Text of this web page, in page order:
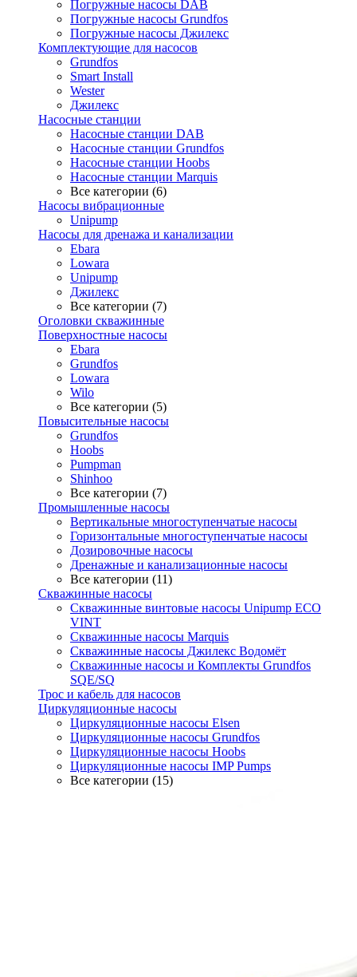
Погружные насосы DAB
Погружные насосы Grundfos
Погружные насосы Джилекс
Комплектующие для насосов
Grundfos
Smart Install
Wester
Джилекс
Насосные станции
Насосные станции DAB
Насосные станции Grundfos
Насосные станции Hoobs
Насосные станции Marquis
Все категории (6)
Насосы вибрационные
Unipump
Насосы для дренажа и канализации
Ebara
Lowara
Unipump
Джилекс
Все категории (7)
Оголовки скважинные
Поверхностные насосы
Ebara
Grundfos
Lowara
Wilo
Все категории (5)
Повысительные насосы
Grundfos
Hoobs
Pumpman
Shinhoo
Все категории (7)
Промышленные насосы
Вертикальные многоступенчатые насосы
Горизонтальные многоступенчатые насосы
Дозировочные насосы
Дренажные и канализационные насосы
Все категории (11)
Скважинные насосы
Скважинные винтовые насосы Unipump ECO
VINT
Скважинные насосы Marquis
Скважинные насосы Джилекс Водомёт
Скважинные насосы и Комплекты Grundfos
SQE/SQ
Трос и кабель для насосов
Циркуляционные насосы
Циркуляционные насосы Elsen
Циркуляционные насосы Grundfos
Циркуляционные насосы Hoobs
Циркуляционные насосы IMP Pumps
Все категории (15)